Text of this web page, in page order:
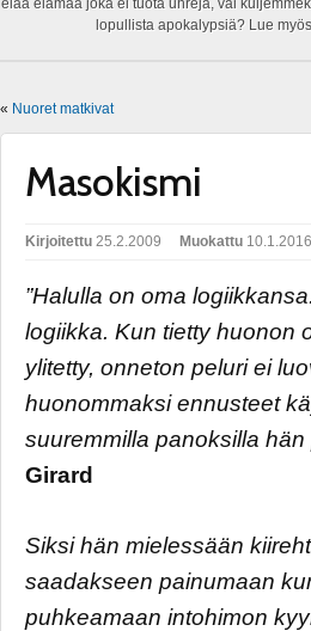
elää elämää joka ei tuota uhreja, vai
lopullista apokalypsiä? Lue myös
« Nuoret matkivat
Masokismi
Kirjoitettu 25.2.2009 Muokattu 10.1.2016
”Halulla on oma
logiikka. Kun tietty huonon
ylitetty, onneton peluri ei
huonommaksi ennusteet
suuremmilla panoksilla hän
Girard
Siksi hän mielessään
saadakseen painumaan
puhkeamaan intohimon